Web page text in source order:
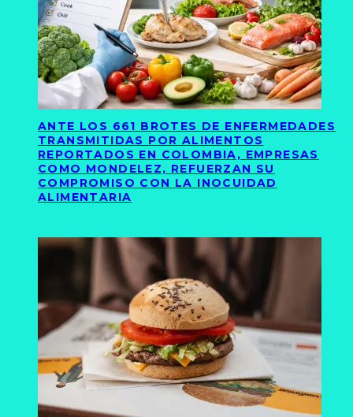
ANTE LOS 661 BROTES DE ENFERMEDADES
TRANSMITIDAS POR ALIMENTOS
REPORTADOS EN COLOMBIA, EMPRESAS
COMO MONDELEZ, REFUERZAN SU
COMPROMISO CON LA INOCUIDAD
ALIMENTARIA